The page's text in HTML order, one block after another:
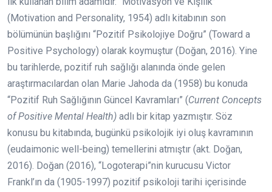
(Motivation and Personality, 1954) adlı kitabının son
bölümünün başlığını “Pozitif Psikolojiye Doğru” (Toward a
Positive Psychology) olarak koymuştur (Doğan, 2016). Yine
bu tarihlerde, pozitif ruh sağlığı alanında önde gelen
araştırmacılardan olan Marie Jahoda da (1958) bu konuda
“Pozitif Ruh Sağlığının Güncel Kavramları” (Current Concepts
of Positive Mental Health) adlı bir kitap yazmıştır. Söz
konusu bu kitabında, bugünkü psikolojik iyi oluş kavramının
(eudaimonic well-being) temellerini atmıştır (akt. Doğan,
2016). Doğan (2016), “Logoterapi”nin kurucusu Victor
Frankl’ın da (1905-1997) pozitif psikoloji tarihi içerisinde